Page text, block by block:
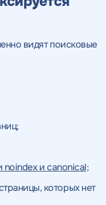
видят поисковые
noindex и canonical;
которых нет